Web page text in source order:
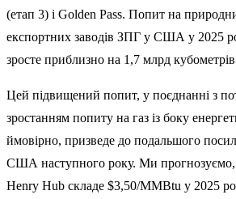
(етап 3) і Golden Pass. Попит на
експортних заводів ЗПГ у США у 2025
зросте приблизно на 1,7 млрд
Цей підвищений попит, у поєднанні з
зростанням попиту на газ із боку
ймовірно, призведе до подальшого
США наступного року. Ми прогнозуємо,
Henry Hub складе $3,50/MMBtu у 2025